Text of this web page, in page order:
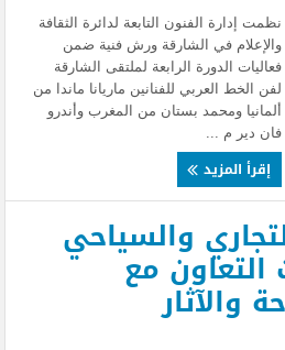
نظمت إدارة الفنون التابعة لدائرة الثقافة
والإعلام في الشارقة ورش فنية ضمن
فعاليات الدورة الرابعة لملتقى الشارقة
لفن الخط العربي للفنانين ماريانا ماندا من
ألمانيا ومحمد بستان من المغرب وأندرو
فان دير م ...
إقرأ المزيد
والسياحي
التعاون مع
والآثار